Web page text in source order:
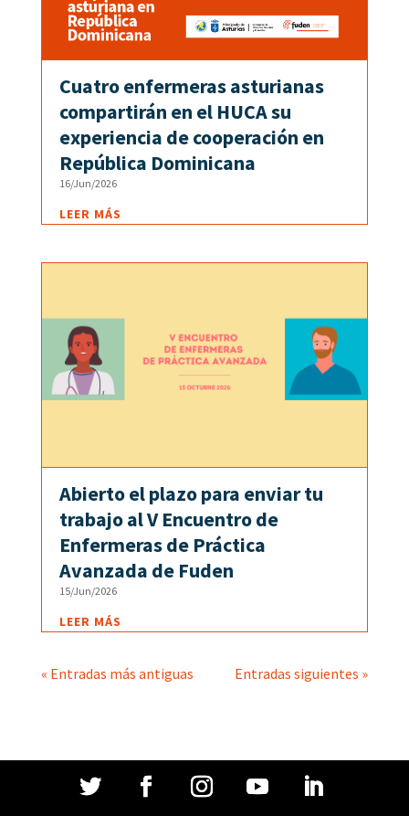
Cuatro enfermeras asturianas
compartirán en el HUCA su
experiencia de cooperación en
República Dominicana
16/Jun/2026
LEER MÁS
Abierto el plazo para enviar tu
trabajo al V Encuentro de
Enfermeras de Práctica
Avanzada de Fuden
15/Jun/2026
LEER MÁS
« Entradas más antiguas Entradas siguientes »